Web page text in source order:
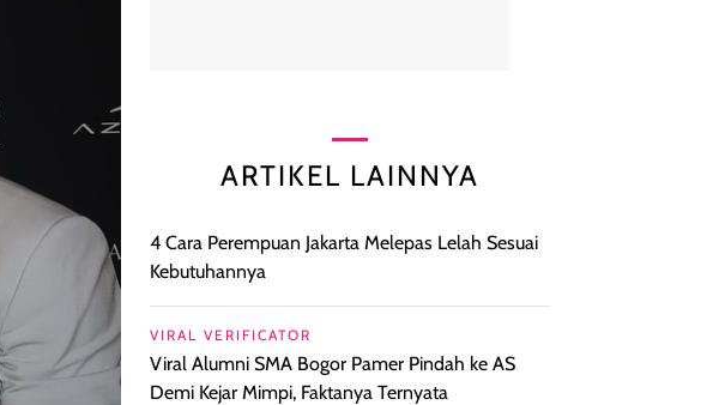
ARTIKEL LAINNYA
4 Cara Perempuan Jakarta Melepas Lelah Sesuai
Kebutuhannya
VIRAL VERIFICATOR
Viral Alumni SMA Bogor Pamer Pindah ke AS
Demi Kejar Mimpi, Faktanya Ternyata